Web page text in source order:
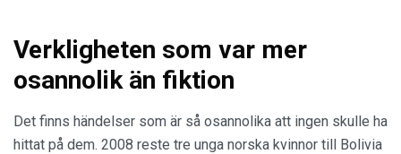
Verkligheten som var mer
osannolik än fiktion
Det finns händelser som är så osannolika att ingen skulle ha
hittat på dem. 2008 reste tre unga norska kvinnor till Bolivia